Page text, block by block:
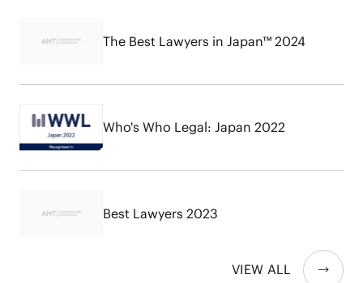
The Best Lawyers in Japan™ 2024
Who's Who Legal: Japan 2022
Best Lawyers 2023
VIEW ALL